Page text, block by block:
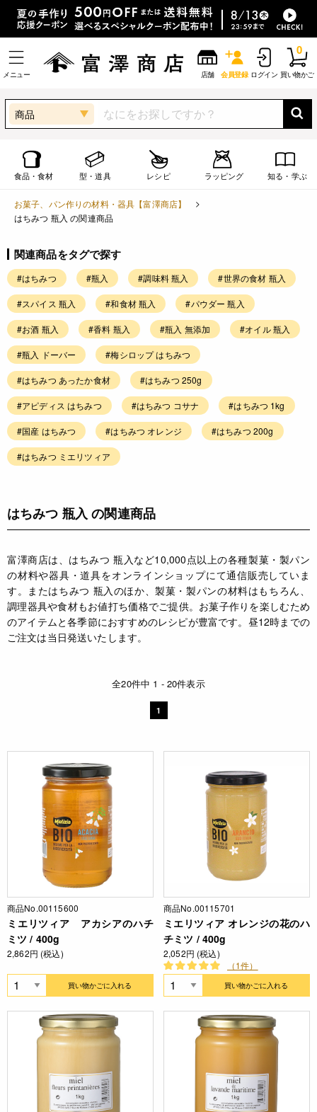
メニュー 店舗 会員登録 ログイン 買い物かご
0
商品
食品・食材 型・道具 レシピ ラッピング 知る・学ぶ
お菓子、パン作りの材料・器具【富澤商店】
はちみつ 瓶入 の関連商品
関連商品をタグで探す
#はちみつ #瓶入 #調味料 瓶入 #世界の食材 瓶入
#スパイス 瓶入 #和食材 瓶入 #パウダー 瓶入
#お酒 瓶入 #香料 瓶入 #瓶入 無添加 #オイル 瓶入
#瓶入 ドーバー #梅シロップ はちみつ
#はちみつ あったか食材 #はちみつ 250g
#アピディス はちみつ #はちみつ コサナ #はちみつ 1kg
#国産 はちみつ #はちみつ オレンジ #はちみつ 200g
#はちみつ ミエリツィア
はちみつ 瓶入 の関連商品
富澤商店は、はちみつ 瓶入など10,000点以上の各種製菓・製パン
の材料や器具・道具をオンラインショップにて通信販売していま
す。またはちみつ 瓶入のほか、製菓・製パンの材料はもちろん、
調理器具や食材もお値打ち価格でご提供。お菓子作りを楽しむため
のアイテムと各季節におすすめのレシピが豊富です。昼12時までの
ご注文は当日発送いたします。
全20件中 1 - 20件表示
1
商品No.00115600
ミエリツィア アカシアのハチ
ミツ / 400g
2,862円 (税込)
買い物かごに入れる
商品No.00115701
ミエリツィア オレンジの花のハ
チミツ / 400g
2,052円 (税込)
（1件）
買い物かごに入れる